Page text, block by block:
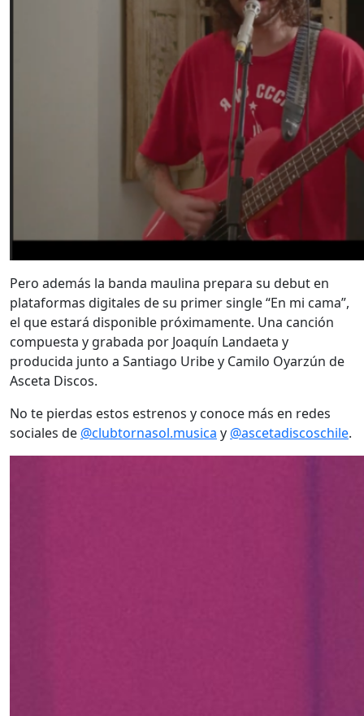
Pero además la banda maulina prepara su debut en
plataformas digitales de su primer single “En mi cama”,
el que estará disponible próximamente. Una canción
compuesta y grabada por Joaquín Landaeta y
producida junto a Santiago Uribe y Camilo Oyarzún de
Asceta Discos.
No te pierdas estos estrenos y conoce más en redes
sociales de @clubtornasol.musica y @ascetadiscoschile.